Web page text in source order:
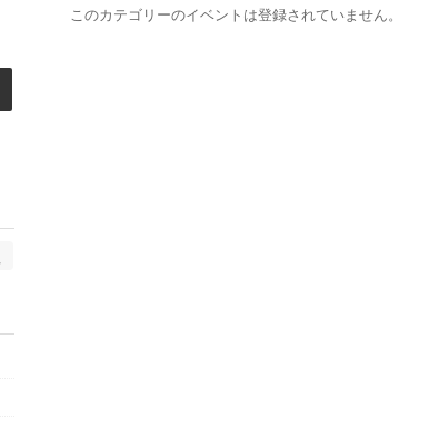
このカテゴリーのイベントは登録されていません。